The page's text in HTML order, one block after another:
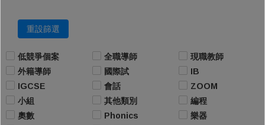
重設篩選
低競爭個案 全職導師
現職教師
外籍導師
國際試
IB
IGCSE
會話
ZOOM
小組
其他類別
編程
奧數
Phonics
樂器